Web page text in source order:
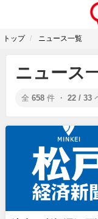
トップ ニュース一覧
ニュース
全 658 件 ・ 22 / 33